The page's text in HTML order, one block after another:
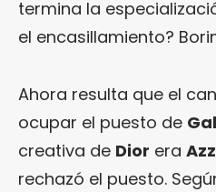
termina la
el encasillamiento?
Ahora resulta que el
ocupar el puesto de
creativa de Dior era
rechazó el puesto.